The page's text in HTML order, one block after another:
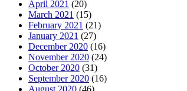
April 2021 (20)
March 2021 (15)
February 2021 (21)
January 2021 (27)
December 2020 (16)
November 2020 (24)
October 2020 (31)
September 2020 (16)
August 2020 (46)